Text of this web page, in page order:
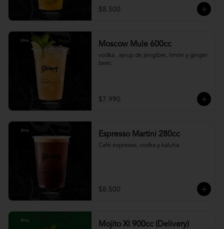
$8.500
Moscow Mule 600cc
vodka , syrup de jengibre, limón y ginger
beer.
$7.990
Espresso Martini 280cc
Café expresso, vodka y kaluha.
$8.500
Mojito Xl 900cc (Delivery)